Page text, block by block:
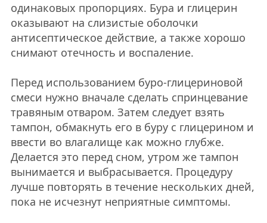
одинаковых пропорциях. Бура и глицерин
оказывают на слизистые оболочки
антисептическое действие, а также хорошо
снимают отечность и воспаление.
Перед использованием буро-глицериновой
смеси нужно вначале сделать спринцевание
травяным отваром. Затем следует взять
тампон, обмакнуть его в буру с глицерином и
ввести во влагалище как можно глубже.
Делается это перед сном, утром же тампон
вынимается и выбрасывается. Процедуру
лучше повторять в течение нескольких дней,
пока не исчезнут неприятные симптомы.